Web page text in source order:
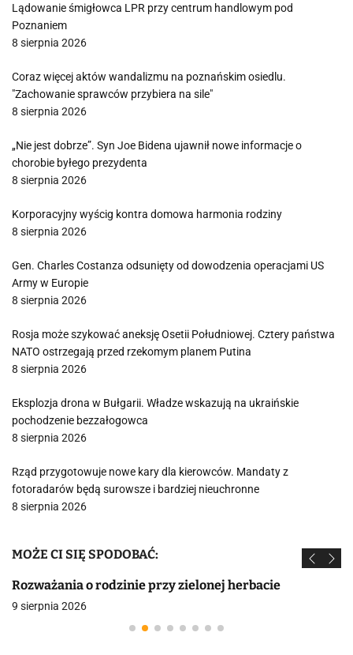
Lądowanie śmigłowca LPR przy centrum handlowym pod
Poznaniem
8 sierpnia 2026
Coraz więcej aktów wandalizmu na poznańskim osiedlu.
"Zachowanie sprawców przybiera na sile"
8 sierpnia 2026
„Nie jest dobrze”. Syn Joe Bidena ujawnił nowe informacje o
chorobie byłego prezydenta
8 sierpnia 2026
Korporacyjny wyścig kontra domowa harmonia rodziny
8 sierpnia 2026
Gen. Charles Costanza odsunięty od dowodzenia operacjami US
Army w Europie
8 sierpnia 2026
Rosja może szykować aneksję Osetii Południowej. Cztery państwa
NATO ostrzegają przed rzekomym planem Putina
8 sierpnia 2026
Eksplozja drona w Bułgarii. Władze wskazują na ukraińskie
pochodzenie bezzałogowca
8 sierpnia 2026
Rząd przygotowuje nowe kary dla kierowców. Mandaty z
fotoradarów będą surowsze i bardziej nieuchronne
8 sierpnia 2026
MOŻE CI SIĘ SPODOBAĆ:
Rozważania o rodzinie przy zielonej herbacie
9 sierpnia 2026